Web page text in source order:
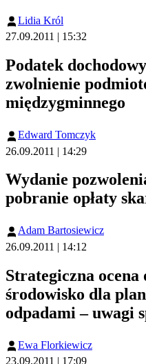
Lidia Król
27.09.2011 | 15:32
Podatek
zwolnienie
międzygminnego
Edward Tomczyk
26.09.2011 | 14:29
Wydanie
pobranie opłaty
Adam Bartosiewicz
26.09.2011 | 14:12
Strategiczna ocena
środowisko dla
odpadami – uwagi
Ewa Florkiewicz
23.09.2011 | 17:09